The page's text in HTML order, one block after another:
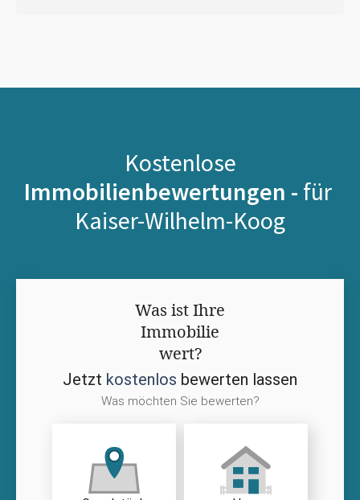
Kostenlose
Immobilienbewertungen - für
Kaiser-Wilhelm-Koog
Was ist Ihre
Immobilie
wert?
Jetzt kostenlos bewerten lassen
Was möchten Sie bewerten?